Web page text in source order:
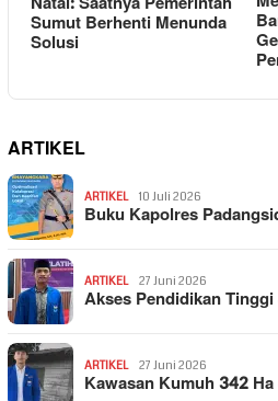
Sumut Berhenti Menunda
Solusi
ARTIKEL
ARTIKEL 10 Juli 2026
Buku Kapolres
ARTIKEL 27 Juni 2026
Akses Pendidikan
ARTIKEL 27 Juni 2026
Kawasan Kumuh 342